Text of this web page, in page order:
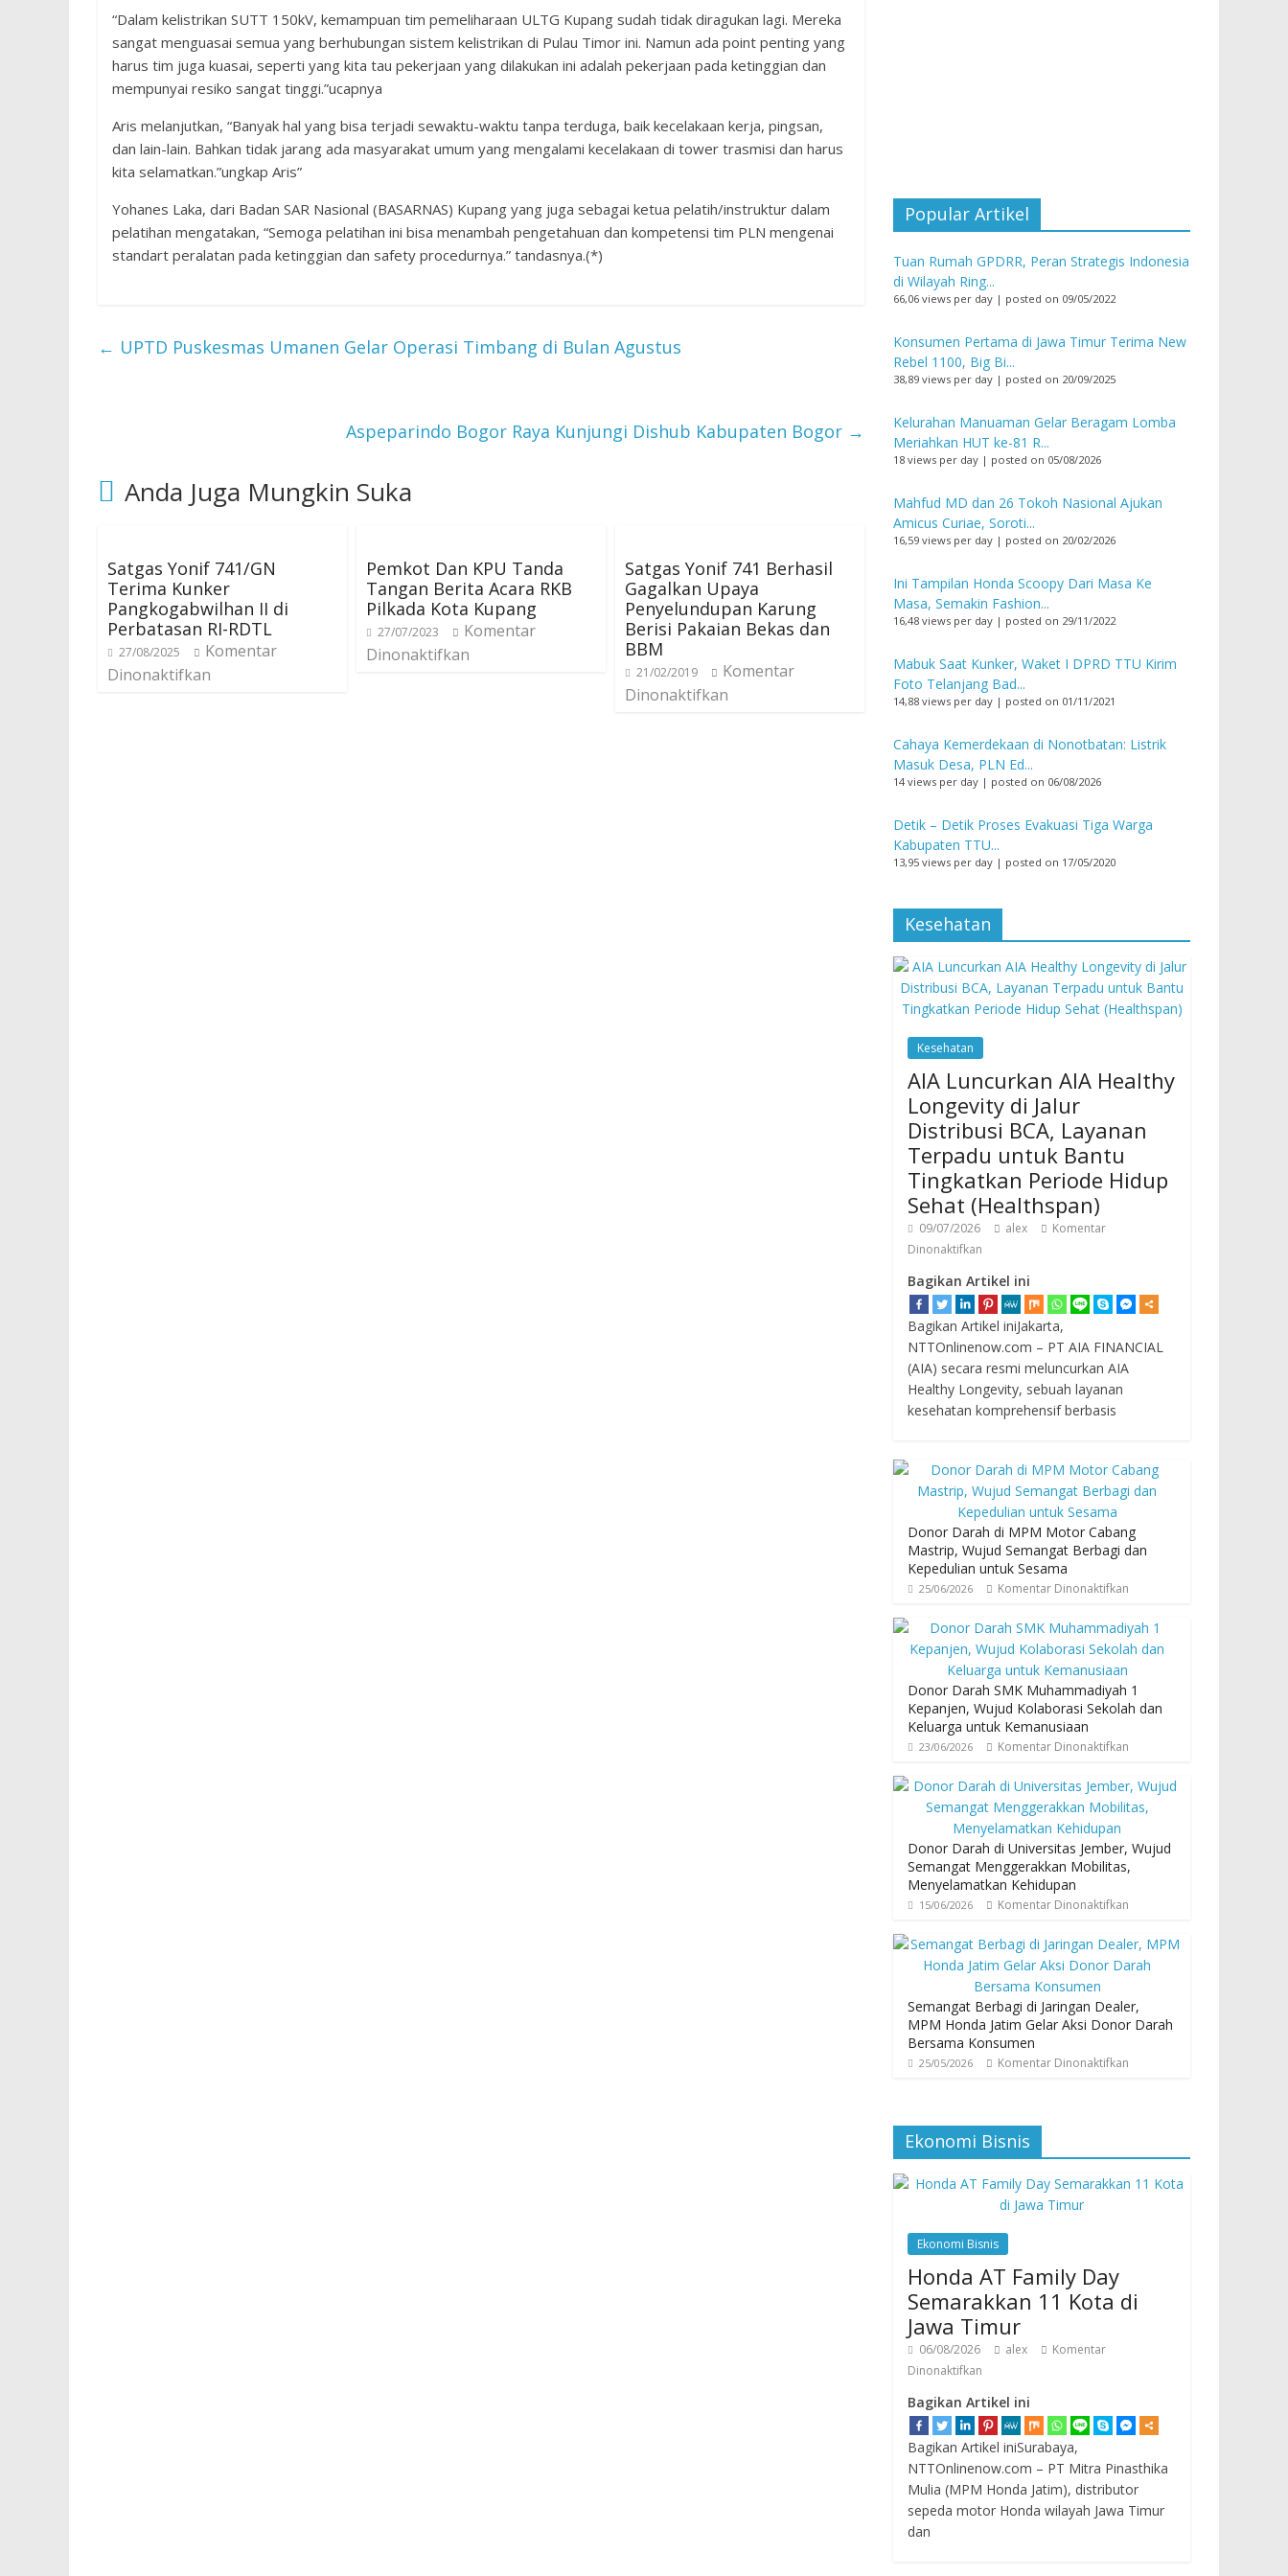
“Dalam kelistrikan SUTT 150kV, kemampuan tim pemeliharaan ULTG Kupang sudah tidak diragukan lagi. Mereka
sangat menguasai semua yang berhubungan sistem kelistrikan di Pulau Timor ini. Namun ada point penting yang
harus tim juga kuasai, seperti yang kita tau pekerjaan yang dilakukan ini adalah pekerjaan pada ketinggian dan
mempunyai resiko sangat tinggi.”ucapnya
Aris melanjutkan, “Banyak hal yang bisa terjadi sewaktu-waktu tanpa terduga, baik kecelakaan kerja, pingsan,
dan lain-lain. Bahkan tidak jarang ada masyarakat umum yang mengalami kecelakaan di tower trasmisi dan harus
kita selamatkan.”ungkap Aris”
Yohanes Laka, dari Badan SAR Nasional (BASARNAS) Kupang yang juga sebagai ketua pelatih/instruktur dalam
pelatihan mengatakan, “Semoga pelatihan ini bisa menambah pengetahuan dan kompetensi tim PLN mengenai
standart peralatan pada ketinggian dan safety procedurnya.” tandasnya.(*)
← UPTD Puskesmas Umanen Gelar Operasi Timbang di Bulan Agustus
Aspeparindo Bogor Raya Kunjungi Dishub Kabupaten Bogor →
Anda Juga Mungkin Suka
Satgas Yonif 741/GN
Terima Kunker
Pangkogabwilhan II di
Perbatasan RI-RDTL
27/08/2025
Komentar
Dinonaktifkan
Pemkot Dan KPU Tanda
Tangan Berita Acara RKB
Pilkada Kota Kupang
27/07/2023
Komentar
Dinonaktifkan
Satgas Yonif 741 Berhasil
Gagalkan Upaya
Penyelundupan Karung
Berisi Pakaian Bekas dan
BBM
21/02/2019
Komentar
Dinonaktifkan
Popular Artikel
Tuan Rumah GPDRR, Peran Strategis Indonesia
di Wilayah Ring...
66,06 views per day | posted on 09/05/2022
Konsumen Pertama di Jawa Timur Terima New
Rebel 1100, Big Bi...
38,89 views per day | posted on 20/09/2025
Kelurahan Manuaman Gelar Beragam Lomba
Meriahkan HUT ke-81 R...
18 views per day | posted on 05/08/2026
Mahfud MD dan 26 Tokoh Nasional Ajukan
Amicus Curiae, Soroti...
16,59 views per day | posted on 20/02/2026
Ini Tampilan Honda Scoopy Dari Masa Ke
Masa, Semakin Fashion...
16,48 views per day | posted on 29/11/2022
Mabuk Saat Kunker, Waket I DPRD TTU Kirim
Foto Telanjang Bad...
14,88 views per day | posted on 01/11/2021
Cahaya Kemerdekaan di Nonotbatan: Listrik
Masuk Desa, PLN Ed...
14 views per day | posted on 06/08/2026
Detik – Detik Proses Evakuasi Tiga Warga
Kabupaten TTU...
13,95 views per day | posted on 17/05/2020
Kesehatan
Kesehatan
AIA Luncurkan AIA Healthy
Longevity di Jalur
Distribusi BCA, Layanan
Terpadu untuk Bantu
Tingkatkan Periode Hidup
Sehat (Healthspan)
09/07/2026 alex
Komentar
Dinonaktifkan
Bagikan Artikel ini
Bagikan Artikel iniJakarta,
NTTOnlinenow.com – PT AIA FINANCIAL
(AIA) secara resmi meluncurkan AIA
Healthy Longevity, sebuah layanan
kesehatan komprehensif berbasis
Donor Darah di MPM Motor Cabang
Mastrip, Wujud Semangat Berbagi dan
Kepedulian untuk Sesama
25/06/2026 Komentar Dinonaktifkan
Donor Darah SMK Muhammadiyah 1
Kepanjen, Wujud Kolaborasi Sekolah dan
Keluarga untuk Kemanusiaan
23/06/2026 Komentar Dinonaktifkan
Donor Darah di Universitas Jember, Wujud
Semangat Menggerakkan Mobilitas,
Menyelamatkan Kehidupan
15/06/2026 Komentar Dinonaktifkan
Semangat Berbagi di Jaringan Dealer,
MPM Honda Jatim Gelar Aksi Donor Darah
Bersama Konsumen
25/05/2026 Komentar Dinonaktifkan
Ekonomi Bisnis
Ekonomi Bisnis
Honda AT Family Day
Semarakkan 11 Kota di
Jawa Timur
06/08/2026 alex
Komentar
Dinonaktifkan
Bagikan Artikel ini
Bagikan Artikel iniSurabaya,
NTTOnlinenow.com – PT Mitra Pinasthika
Mulia (MPM Honda Jatim), distributor
sepeda motor Honda wilayah Jawa Timur
dan